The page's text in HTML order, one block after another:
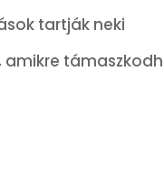
tartják neki
amikre